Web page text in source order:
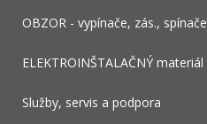
OBZOR - vypínače, zás., spínače
ELEKTROINŠTALAČNÝ materiál
Služby, servis a podpora